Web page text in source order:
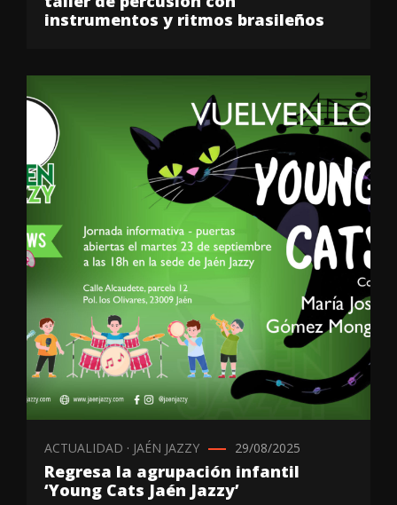
instrumentos y ritmos brasileños
ACTUALIDAD · JAÉN JAZZY 29/08/2025
Regresa la agrupación infantil
‘Young Cats Jaén Jazzy’